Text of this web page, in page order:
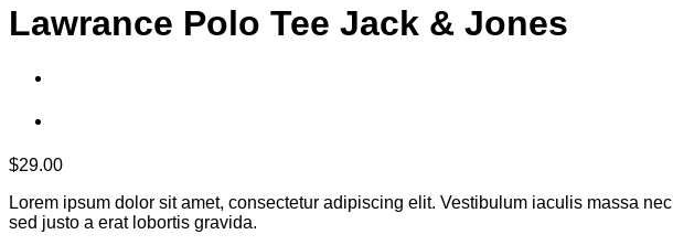
Lawrance Polo Tee Jack & Jones
$29.00
Lorem ipsum dolor sit amet, consectetur adipiscing elit. Vestibulum iaculis massa
sed justo a erat lobortis gravida.